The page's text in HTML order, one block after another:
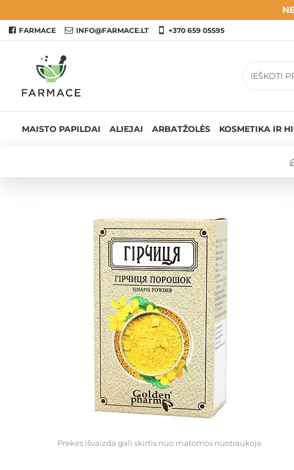
FARMACE INFO@FARMACE.LT +370 659 05595
MAISTO PAPILDAI ALIEJAI ARBATŽOLĖS KOSMETIKA IR
Prekės išvaizda gali skirtis nuo matomos nuotraukoje.